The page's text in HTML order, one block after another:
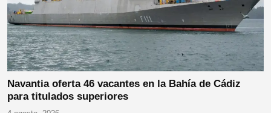
Navantia oferta 46 vacantes en la Bahía de Cádiz
para titulados superiores